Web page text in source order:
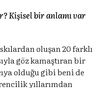
Kişisel bir anlamı var
oluşan 20 farklı
göz kamaştıran bir
olduğu gibi beni de
yıllarımdan